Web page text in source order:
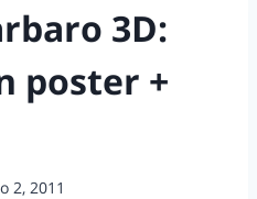
3D:
poster +
2, 2011